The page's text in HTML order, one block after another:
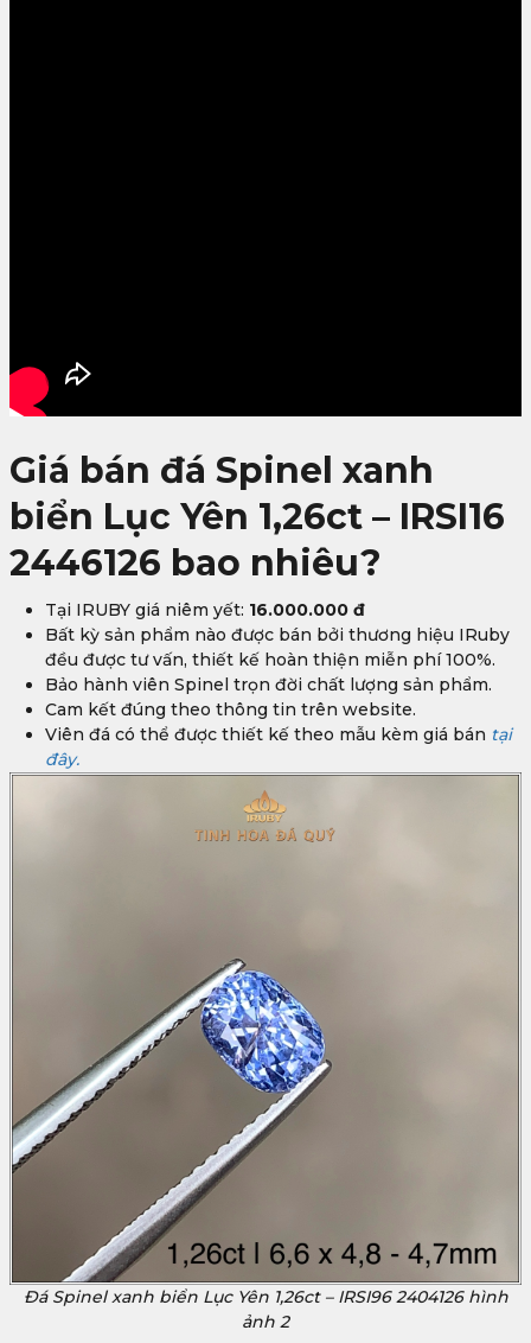
Giá bán đá Spinel xanh
biển Lục Yên 1,26ct – IRSI16
2446126 bao nhiêu?
Tại IRUBY giá niêm yết: 16.000.000 đ
Bất kỳ sản phẩm nào được bán bởi thương hiệu IRuby
đều được tư vấn, thiết kế hoàn thiện miễn phí 100%.
Bảo hành viên Spinel trọn đời chất lượng sản phẩm.
Cam kết đúng theo thông tin trên website.
Viên đá có thể được thiết kế theo mẫu kèm giá bán tại
đây.
Đá Spinel xanh biển Lục Yên 1,26ct – IRSI96 2404126 hình
ảnh 2